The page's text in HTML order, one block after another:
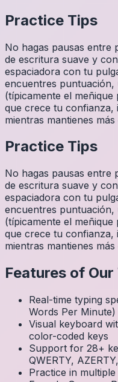
Practice Tips
No hagas pausas entre
de escritura suave y
espaciadora con tu
encuentres
(típicamente el
que crece tu confianza,
mientras mantienes
Practice Tips
No hagas pausas entre
de escritura suave y
espaciadora con tu
encuentres
(típicamente el
que crece tu confianza,
mientras mantienes
Features of
Real-time typing
Words Per
Visual keyboard
color-coded keys
Support for 28+
QWERTY,
Practice in